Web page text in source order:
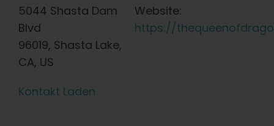
5044 Shasta Dam
Blvd
96019, Shasta Lake,
CA, US
Website:
https://
Kontakt Laden